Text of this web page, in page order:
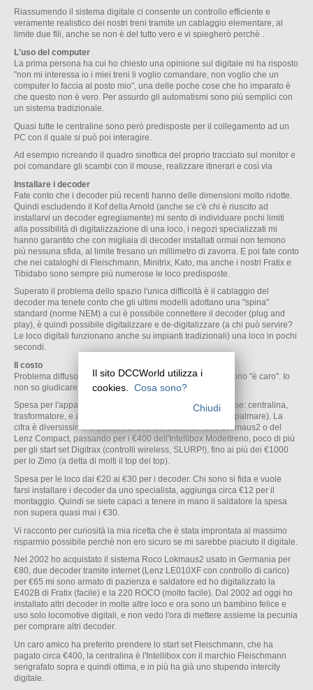
Riassumendo il sistema digitale ci consente un controllo efficiente e
veramente realistico dei nostri treni tramite un cablaggio elementare, al
limite due fili, anche se non è del tutto vero e vi spiegherò perchè .
L'uso del computer
La prima persona ha cui ho chiesto una opinione sul digitale mi ha risposto
"non mi interessa io i miei treni li voglio comandare, non voglio che un
computer lo faccia al posto mio", una delle poche cose che ho imparato è
che questo non è vero. Per assurdo gli automatismi sono più semplici con
un sistema tradizionale.
Quasi tutte le centraline sono però predisposte per il collegamento ad un
PC con il quale si può poi interagire.
Ad esempio ricreando il quadro sinottica del proprio tracciato sul monitor e
poi comandare gli scambi con il mouse, realizzare itinerari e così via
Installare i decoder
Fate conto che i decoder più recenti hanno delle dimensioni molto ridotte.
Quindi escludendo il Kof della Arnold (anche se c'è chi è riuscito ad
installarvi un decoder egregiamente) mi sento di individuare pochi limiti
alla possibilità di digitalizzazione di una loco, i negozi specializzati mi
hanno garantito che con migliaia di decoder installati ormai non temono
più nessuna sfida, al limite fresano un millimetro di zavorra. E poi fate conto
che nei cataloghi di Fleischmann, Minitrix, Kato, ma anche i nostri Fratix e
Tibidabo sono sempre più numerose le loco predisposte.
Superato il problema dello spazio l'unica difficoltà è il cablaggio del
decoder ma tenete conto che gli ultimi modelli adottano una "spina"
standard (norme NEM) a cui è possibile connettere il decoder (plug and
play), è quindi possibile digitalizzare e de-digitalizzare (a chi può servire?
Le loco digitali funzionano anche su impianti tradizionali) una loco in pochi
secondi.
Il costo
Problema diffuso in tutti i campi del nostro hobby. Molti dicono "è caro". Io
non so giudicare, quindi vi do un po' di prezzi e poi fate voi.
Spesa per l'apparato controllo composto dagli elementi base: centralina,
trasformatore, e apparato di controllo (tastierina / controllo palmare). La
cifra è diversissima si passa dai €90 del sistema Roco Lokmaus2 o del
Lenz Compact, passando per i €400 dell'Intellibox Modeltreno, poco di più
per gli start set Digitrax (controlli wireless, SLURP!), fino ai più dei €1000
per lo Zimo (a detta di molti il top dei top).
Spesa per le loco dai €20 ai €30 per i decoder. Chi sono si fida e vuole
farsi installare i decoder da uno specialista, aggiunga circa €12 per il
montaggio. Quindi se siete capaci a tenere in mano il saldatore la spesa
non supera quasi mai i €30.
Vi racconto per curiosità la mia ricetta che è stata improntata al massimo
risparmio possibile perchè non ero sicuro se mi sarebbe piaciuto il digitale.
Nel 2002 ho acquistato il sistema Roco Lokmaus2 usato in Germania per
€80, due decoder tramite internet (Lenz LE010XF con controllo di carico)
per €65 mi sono armato di pazienza e saldatore ed ho digitalizzato la
E402B di Fratix (facile) e la 220 ROCO (molto facile). Dal 2002 ad oggi ho
installato altri decoder in molte altre loco e ora sono un bambino felice e
uso solo locomotive digitali, e non vedo l'ora di mettere assieme la pecunia
per comprare altri decoder.
Un caro amico ha preferito prendere lo start set Fleischmann, che ha
pagato circa €400, la centralina è l'Intellibox con il marchio Fleischmann
serigrafato sopra e quindi ottima, e in più ha già uno stupendo intercity
digitale.
Il sito DCCWorld utilizza i
cookies.
Cosa sono?
Chiudi